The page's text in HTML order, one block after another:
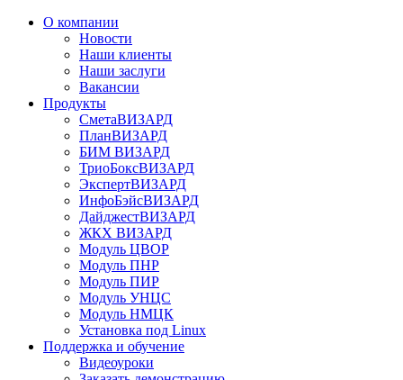
О компании
Новости
Наши клиенты
Наши заслуги
Вакансии
Продукты
СметаВИЗАРД
ПланВИЗАРД
БИМ ВИЗАРД
ТриоБоксВИЗАРД
ЭкспертВИЗАРД
ИнфоБэйсВИЗАРД
ДайджестВИЗАРД
ЖКХ ВИЗАРД
Модуль ЦВОР
Модуль ПНР
Модуль ПИР
Модуль УНЦС
Модуль НМЦК
Установка под Linux
Поддержка и обучение
Видеоуроки